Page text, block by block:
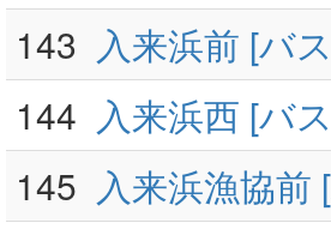
143 入来浜前 [バ
144 入来浜西 [バ
145 入来浜漁協前